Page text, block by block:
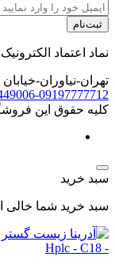
ثبت‌نام
نماد اعتماد
تهران-نیاوران-
09197777712
کليه حقوق اين
سبد خرید
سبد خرید شما